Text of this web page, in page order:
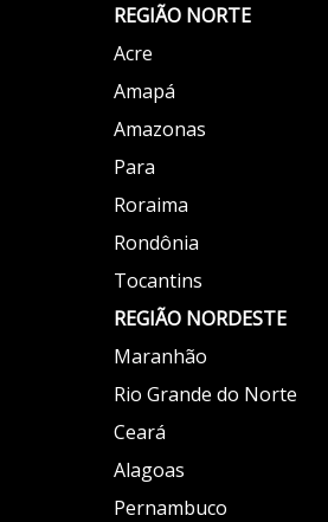
REGIÃO NORTE
Acre
Amapá
Amazonas
Para
Roraima
Rondônia
Tocantins
REGIÃO NORDESTE
Maranhão
Rio Grande do Norte
Ceará
Alagoas
Pernambuco